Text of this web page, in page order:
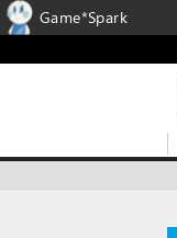
Game*Spark